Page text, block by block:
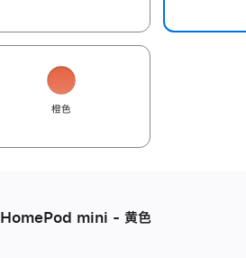
橙色
HomePod mini - 黄色